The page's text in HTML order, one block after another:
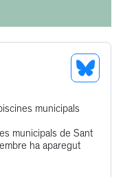
See
municipals
municipals de Sant
ha aparegut